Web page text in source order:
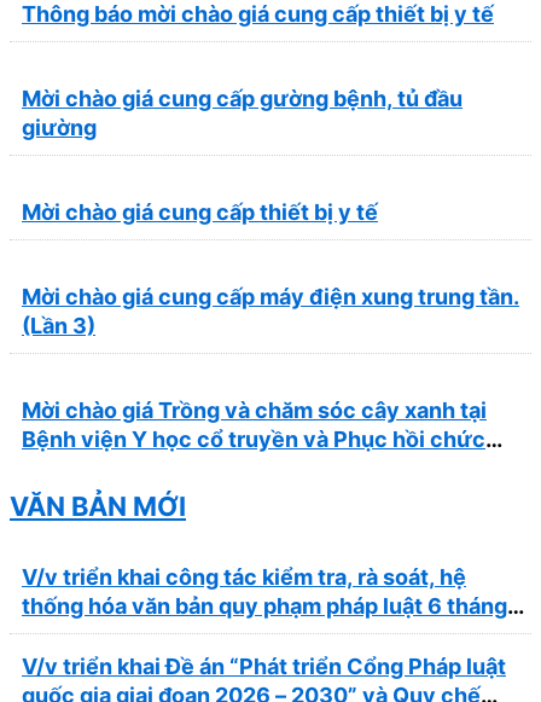
Thông báo mời chào giá cung cấp thiết bị y tế
Mời chào giá cung cấp gường bệnh, tủ đầu
giường
Mời chào giá cung cấp thiết bị y tế
Mời chào giá cung cấp máy điện xung trung tần.
(Lần 3)
Mời chào giá Trồng và chăm sóc cây xanh tại
Bệnh viện Y học cổ truyền và Phục hồi chức
hàng hóa, mẫu báo giá kèm theo)
VĂN BẢN MỚI
V/v triển khai công tác kiểm tra, rà soát, hệ
thống hóa văn bản quy phạm pháp luật 6 tháng
cuối năm 2026
V/v triển khai Đề án “Phát triển Cổng Pháp luật
quốc gia giai đoạn 2026 – 2030” và Quy chế